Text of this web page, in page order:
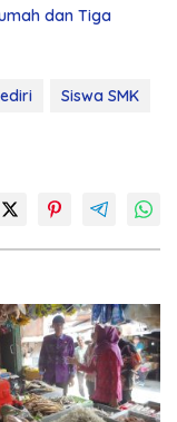
dan Tiga
Siswa SMK